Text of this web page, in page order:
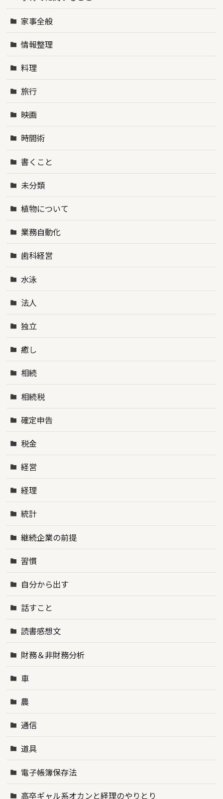
家事全般
情報整理
料理
旅行
映画
時間術
書くこと
未分類
植物について
業務自動化
歯科経営
水泳
法人
独立
癒し
相続
相続税
確定申告
税金
経営
経理
統計
継続企業の前提
習慣
自分から出す
話すこと
読書感想文
財務＆非財務分析
車
農
通信
道具
電子帳簿保存法
高卒ギャル系オカンと経理のやりとり